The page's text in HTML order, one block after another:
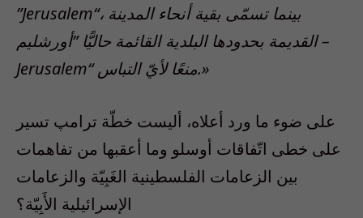
”Jerusalem“، بينما تسمّى بقية أنحاء المدينة
القديمة بحدودها البلدية القائمة حاليًّا ”أورشليم –
Jerusalem“ منعًا لأيّ التباس.»
على ضوء ما ورد أعلاه، أليست خطّة ترامپ تسير
على خطى اتّفاقات أوسلو وما أعقبها من تفاهمات
بين الزعامات الفلسطينية الغَبِيّة والزعامات
الإسرائيلية الأَبِيّة؟